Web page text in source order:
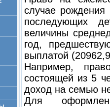
случае рождения
последующих
величины
год,
выплатой
Например,
состоящей из 5
доход на семью
Для